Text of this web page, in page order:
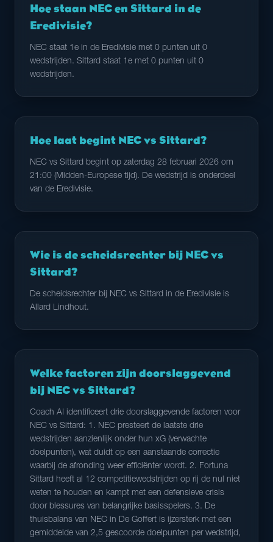
Hoe staan NEC en Sittard in de
Eredivisie?
NEC staat 1e in de Eredivisie met 0 punten uit 0
wedstrijden. Sittard staat 1e met 0 punten uit 0
wedstrijden.
Hoe laat begint NEC vs Sittard?
NEC vs Sittard begint op zaterdag 28 februari 2026 om
21:00 (Midden-Europese tijd). De wedstrijd is onderdeel
van de Eredivisie.
Wie is de scheidsrechter bij NEC vs
Sittard?
De scheidsrechter bij NEC vs Sittard in de Eredivisie is
Allard Lindhout.
Welke factoren zijn doorslaggevend
bij NEC vs Sittard?
Coach AI identificeert drie doorslaggevende factoren voor
NEC vs Sittard: 1. NEC presteert de laatste drie
wedstrijden aanzienlijk onder hun xG (verwachte
doelpunten), wat duidt op een aanstaande correctie
waarbij de afronding weer efficiënter wordt. 2. Fortuna
Sittard heeft al 12 competitiewedstrijden op rij de nul niet
weten te houden en kampt met een defensieve crisis
door blessures van belangrijke basisspelers. 3. De
thuisbalans van NEC in De Goffert is ijzersterk met een
gemiddelde van 2,5 gescoorde doelpunten per wedstrijd,